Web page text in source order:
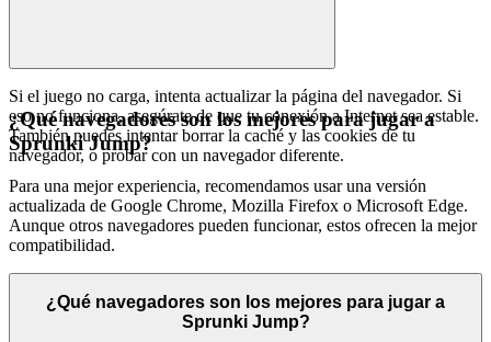
Si el juego no carga, intenta actualizar la página del navegador. Si
eso no funciona, asegúrate de que tu conexión a Internet sea estable.
También puedes intentar borrar la caché y las cookies de tu
navegador, o probar con un navegador diferente.
¿Qué navegadores son los mejores para jugar a
Sprunki Jump?
Para una mejor experiencia, recomendamos usar una versión
actualizada de Google Chrome, Mozilla Firefox o Microsoft Edge.
Aunque otros navegadores pueden funcionar, estos ofrecen la mejor
compatibilidad.
¿Qué navegadores son los mejores para jugar a
Sprunki Jump?